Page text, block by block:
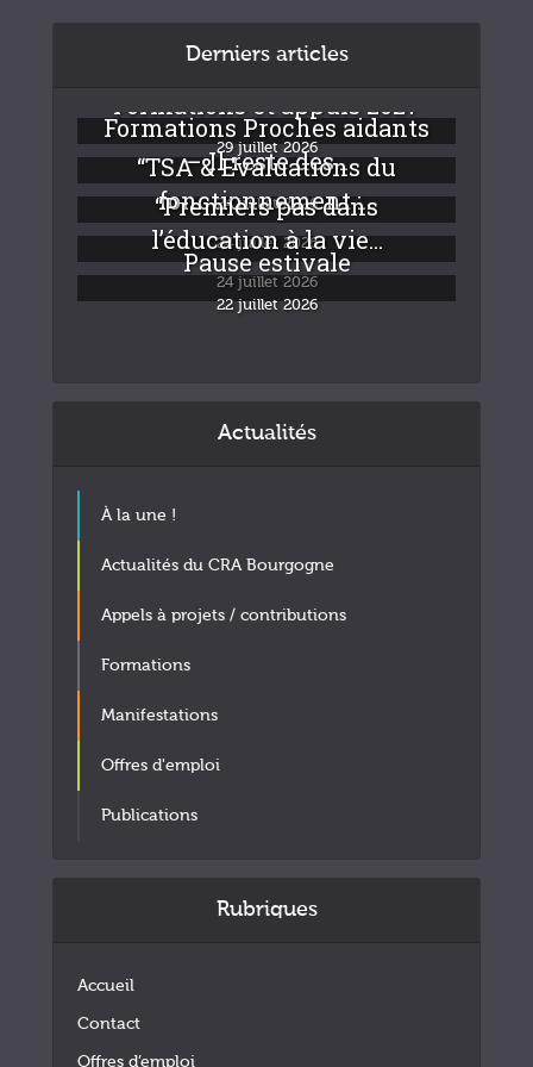
Derniers articles
Formations et appuis 2027
29 juillet 2026
Formations Proches aidants
– Il reste des...
24 juillet 2026
“TSA & Evaluations du
fonctionnement :...
24 juillet 2026
“Premiers pas dans
l’éducation à la vie...
24 juillet 2026
Pause estivale
22 juillet 2026
Actualités
À la une !
Actualités du CRA Bourgogne
Appels à projets / contributions
Formations
Manifestations
Offres d'emploi
Publications
Rubriques
Accueil
Contact
Offres d’emploi